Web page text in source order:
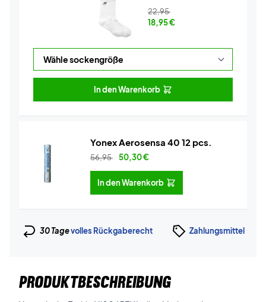
22,95
18,95€
In den Warenkorb
Yonex Aerosensa 40 12 pcs.
56,95 50,30€
In den Warenkorb
30 Tagevolles Rückgaberecht Zahlungsmittel
PRODUKTBESCHREIBUNG